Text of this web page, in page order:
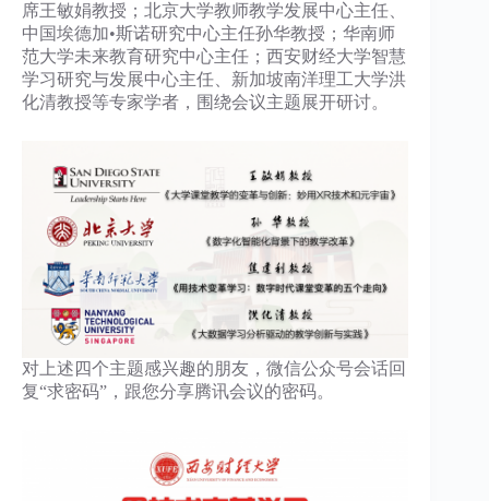
席王敏娟教授；北京大学教师教学发展中心主任、
中国埃德加•斯诺研究中心主任孙华教授；华南师
范大学未来教育研究中心主任；西安财经大学智慧
学习研究与发展中心主任、新加坡南洋理工大学洪
化清教授等专家学者，围绕会议主题展开研讨。
对上述四个主题感兴趣的朋友，微信公众号会话回
复“求密码”，跟您分享腾讯会议的密码。